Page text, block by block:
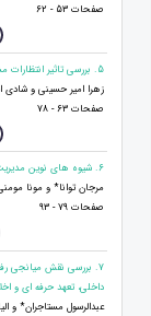
صفحات 53 - 62
5. بررسی تاثیر انتظارات مشتریان در استفاده نهایی از اینترنت بانک
زهرا امیر حسینی و شادی
صفحات 63 - 78
6. شیوه های نوین مدیریت آموزشی و نقش آنها در ارتقاء عملکرد آموزشی
مرجان توانا* و مونا
صفحات 79 - 93
7. بررسی نقش میانجی
داخلی، تعهد حرفه ای و
عبدالرسول مستاجران* و